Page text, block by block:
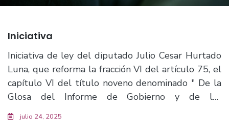
Iniciativa
Iniciativa de ley del diputado Julio Cesar Hurtado
Luna, que reforma la fracción VI del artículo 75, el
capítulo VI del título noveno denominado " De la
Glosa del Informe de Gobierno y de las
Competencias", se adicionan los numerales 7 y 8 al
julio 24, 2025